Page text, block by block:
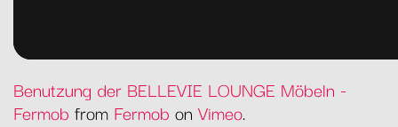
Benutzung der BELLEVIE LOUNGE Möbeln -
Fermob from Fermob on Vimeo.